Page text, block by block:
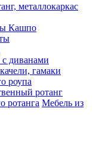
металлокаркас
Кашпо
диванами
гамаки
роупа
ротанг
Мебель из